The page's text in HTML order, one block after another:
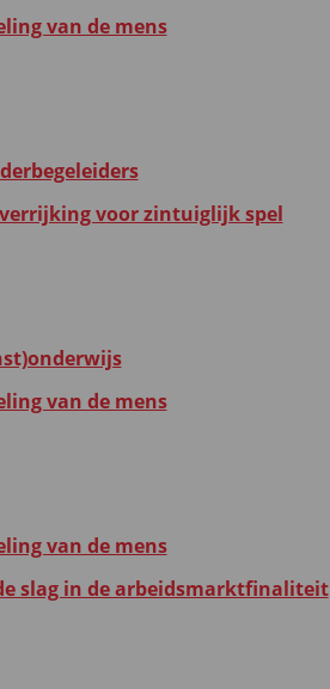
van de mens
voor zintuiglijk spel
van de mens
van de mens
slag in de arbeidsmarktfinaliteit